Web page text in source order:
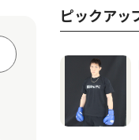
ピックアッ